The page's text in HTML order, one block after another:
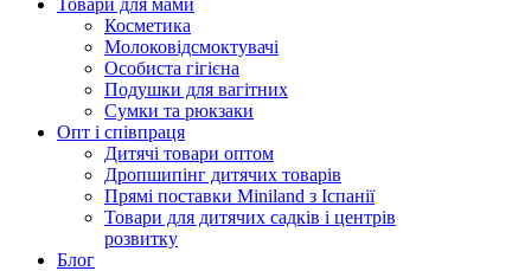
Товари для мами
Косметика
Молоковідсмоктувачі
Особиста гігієна
Подушки для вагітних
Сумки та рюкзаки
Опт і співпраця
Дитячі товари оптом
Дропшипінг дитячих товарів
Прямі поставки Miniland з Іспанії
Товари для дитячих садків і центрів
розвитку
Блог